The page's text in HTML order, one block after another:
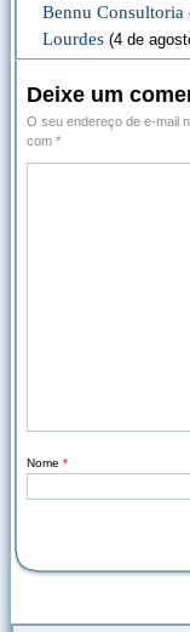
Bennu Consultoria
Lourdes (4 de
Deixe um
O seu endereço de e-mail
com *
Nome *